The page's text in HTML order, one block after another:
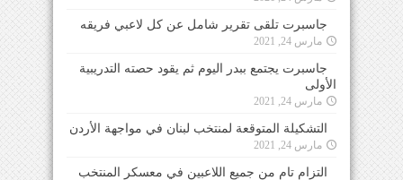
جاسبرت تلقى تقرير شامل عن كل لاعبي فريقه
مارس 24, 2021
جاسبرت يجتمع ببدر اليوم ثم يقود حصته التدريبية
الأولى
مارس 24, 2021
التشكيلة المتوقعة لمنتخب لبنان في مواجهة الأردن
مارس 24, 2021
التزام تام من جميع اللاعبين في معسكر المنتخب